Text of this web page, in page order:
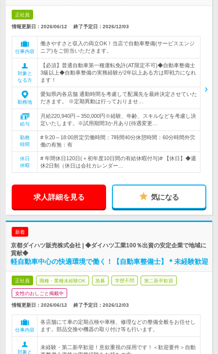
正社員
情報更新日：2026/06/12 終了予定日： 2026/12/03
仕事内容
働きやすさと収入の両立OK！当店で自動車整備(サービスエンジ
ニア)をご担当いただきます。
対象と
なる方
【必須】普通自動車第一種運転免許(AT限定不可)◆自動車整備士
3級以上◆自動車整備の実務経験が2年以上ある方は即戦力になれ
ます！
勤務地
愛知県内各店舗 通勤時間を考慮して配属先を最終決定させていた
だきます。 ※定期異動は行っておりませ…
給与
月給220,940円～350,000円※経験、年齢、スキルなどを考慮し決
定いたします。※試用期間3か月あり(待遇変更…
勤務
時間
# 9:20～18:00所定労働時間：7時間40分休憩時間：60分時間外労
働の有無：有
休日
休暇
# 年間休日120日(＋初年度10日間の有給休暇付与)# 【休日】◆週
休2日制（休日は会社カレンダー…
求人詳細を見る 気になる
新着
京都ダイハツ販売株式会社 | ◆ダイハツ工業100％出資の安定企業で地域に
貢献◆
軽自動車中心の快適環境で働く！【自動車整備士】＊未経験歓迎
正社員 職種・業種未経験OK 急募 学歴不問 第二新卒歓迎
女性のおしごと掲載中
情報更新日：2026/06/12 終了予定日： 2026/12/03
仕事内容
各店舗にて車の定期点検や車検、修理などの整備全般をお任せし
ます。部品交換や機器の取り付け等も行います。
対象と
未経験・第二新卒歓迎！意欲重視の採用です！＜歓迎要件＞自動